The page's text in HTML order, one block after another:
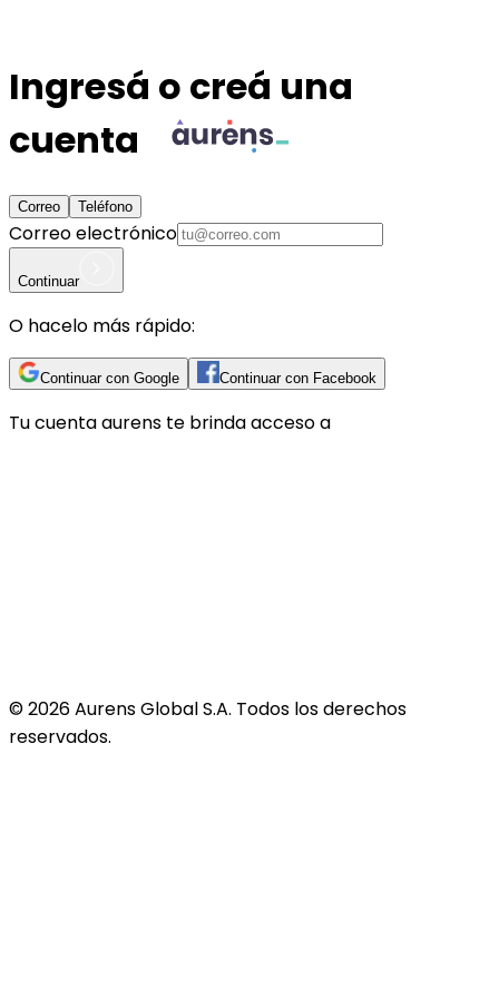
Ingresá o creá una
cuenta
Correo Teléfono
Correo electrónico
Continuar
O hacelo más rápido:
Continuar con Google Continuar con Facebook
Tu cuentaaurens te brinda acceso a
©2026Aurens Global S.A. Todos los derechos
reservados.